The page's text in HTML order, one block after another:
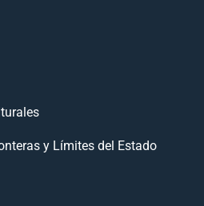
y Límites del Estado